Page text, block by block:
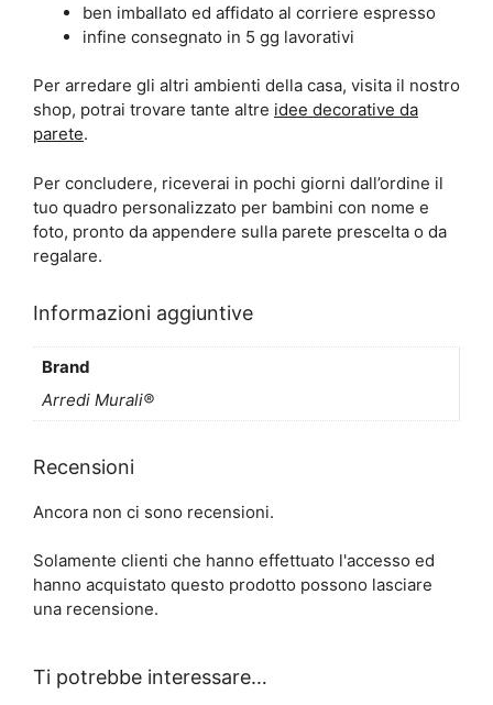
ben imballato ed affidato al corriere espresso
infine consegnato in 5 gg lavorativi
Per arredare gli altri ambienti della casa, visita il nostro
shop, potrai trovare tante altre idee decorative da
parete.
Per concludere, riceverai in pochi giorni dall’ordine il
tuo quadro personalizzato per bambini con nome e
foto, pronto da appendere sulla parete prescelta o da
regalare.
Informazioni aggiuntive
Brand
Arredi Murali®
Recensioni
Ancora non ci sono recensioni.
Solamente clienti che hanno effettuato l'accesso ed
hanno acquistato questo prodotto possono lasciare
una recensione.
Ti potrebbe interessare…